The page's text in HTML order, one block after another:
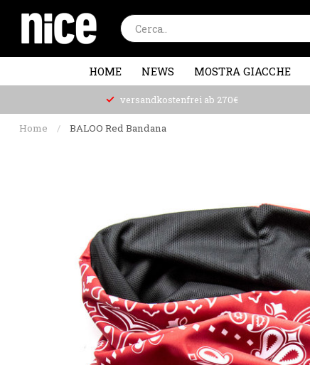
HOME NEWS MOSTRA GIACCHE
versandkostenfrei ab 270€
Home / BALOO Red Bandana